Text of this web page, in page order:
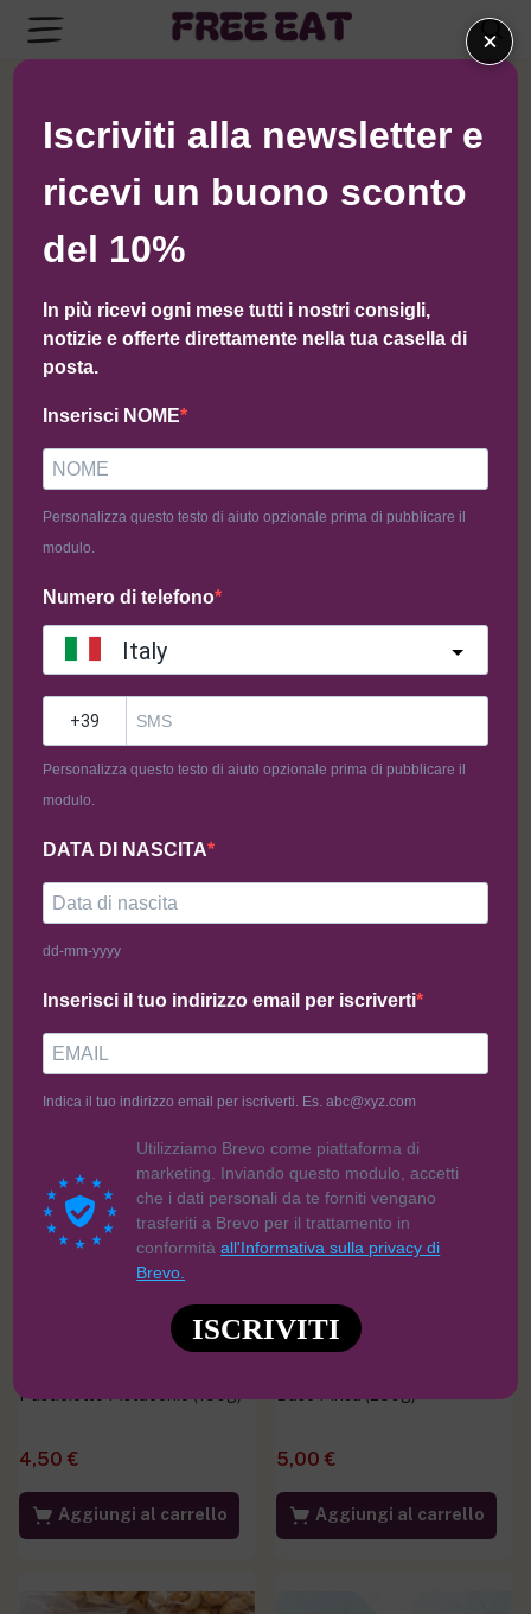
×
Iscriviti alla newsletter e
ricevi un buono sconto
del 10%
In più ricevi ogni mese tutti i nostri consigli,
notizie e offerte direttamente nella tua casella di
posta.
Inserisci NOME
Personalizza questo testo di aiuto opzionale prima di pubblicare il
modulo.
Numero di telefono
Italy
Personalizza questo testo di aiuto opzionale prima di pubblicare il
modulo.
DATA DI NASCITA
dd-mm-yyyy
Inserisci il tuo indirizzo email per iscriverti
Indica il tuo indirizzo email per iscriverti. Es. abc@xyz.com
Utilizziamo Brevo come piattaforma di
marketing. Inviando questo modulo, accetti
che i dati personali da te forniti vengano
trasferiti a Brevo per il trattamento in
conformitàall'Informativa sulla privacy di
Brevo.
ISCRIVITI
Base Pizza (300g)
6,50€ 3,40€
Puccia (250g)
5,00 €
Aggiungi al carrello
Girelle Nocciola e Cioccolato
7,00€
Pasticiotto Pistacchio (150g)
4,50 €
Aggiungi al carrello
Base Pinsa (250g)
5,00 €
Aggiungi al carrello